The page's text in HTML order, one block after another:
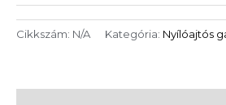
Cikkszám: N/A Kategória: Nyílóajtós